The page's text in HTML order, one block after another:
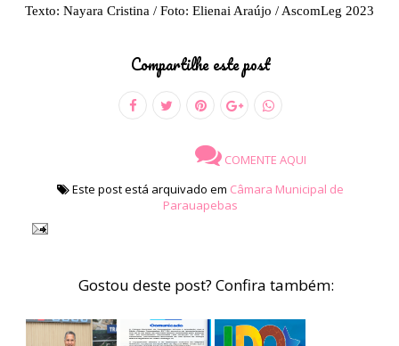
Texto: Nayara Cristina / Foto: Elienai Araújo / AscomLeg 2023
Compartilhe este post
COMENTE AQUI
Este post está arquivado em Câmara Municipal de
Parauapebas
Gostou deste post? Confira também: